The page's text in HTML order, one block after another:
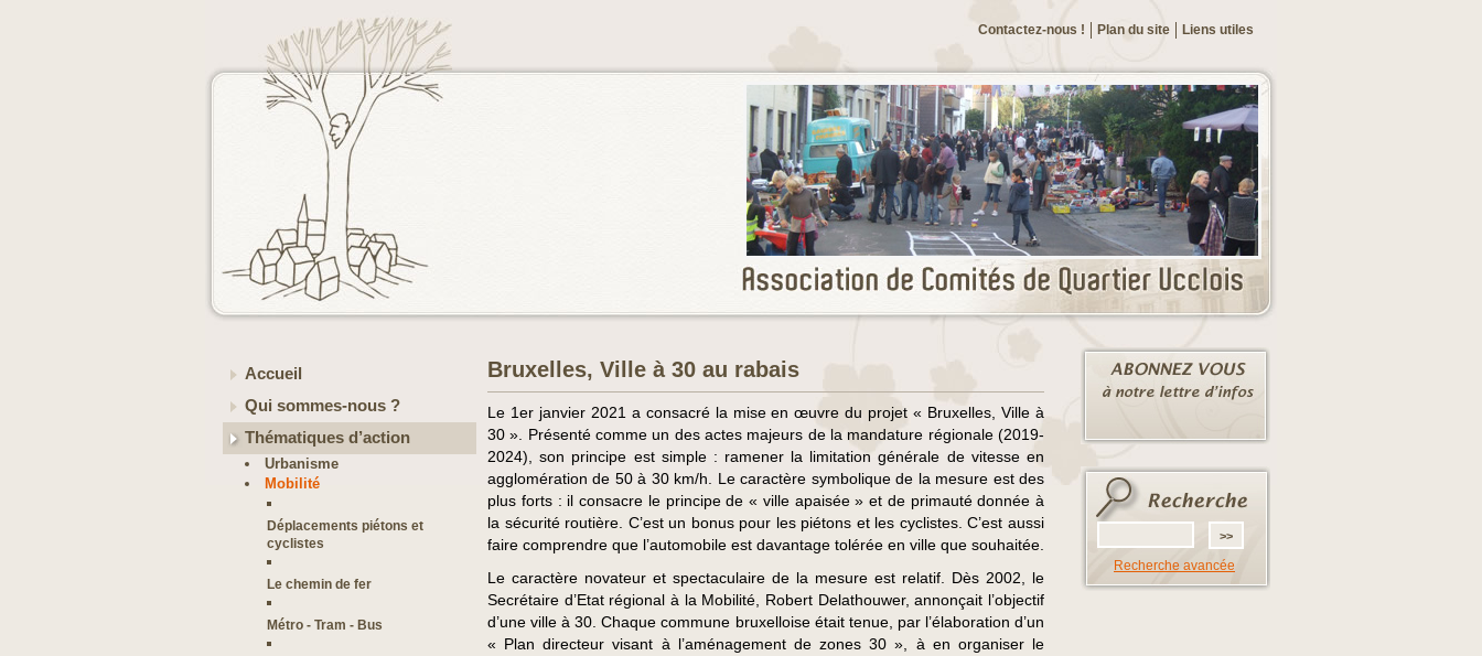
Liens utiles
Plan du site
Contactez-nous !
Accueil
Qui sommes-nous ?
Thématiques d’action
Urbanisme
Mobilité
Déplacements piétons et
cyclistes
Le chemin de fer
Métro - Tram - Bus
Bruxelles, Ville à 30 au rabais
Le 1er janvier 2021 a consacré la mise en œuvre du projet « Bruxelles, Ville à
30 ». Présenté comme un des actes majeurs de la mandature régionale (2019-
2024), son principe est simple : ramener la limitation générale de vitesse en
agglomération de 50 à 30 km/h. Le caractère symbolique de la mesure est des
plus forts : il consacre le principe de « ville apaisée » et de primauté donnée à
la sécurité routière. C’est un bonus pour les piétons et les cyclistes. C’est aussi
faire comprendre que l’automobile est davantage tolérée en ville que souhaitée.
Le caractère novateur et spectaculaire de la mesure est relatif. Dès 2002, le
Secrétaire d’Etat régional à la Mobilité, Robert Delathouwer, annonçait l’objectif
d’une ville à 30. Chaque commune bruxelloise était tenue, par l’élaboration d’un
« Plan directeur visant à l’aménagement de zones 30 », à en organiser le
Recherche avancée